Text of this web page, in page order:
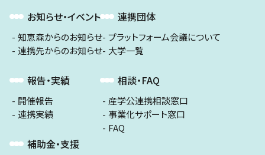
お知らせ・イベント
知恵森からのお知らせ
連携先からのお知らせ
報告・実績
開催報告
連携実績
補助金・支援
連携団体
プラットフォーム会議について
大学一覧
相談・FAQ
産学公連携相談窓口
事業化サポート窓口
FAQ